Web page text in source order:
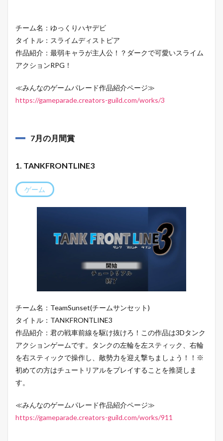
チーム名：ゆっくりハヤデビ
タイトル：スライムディストピア
作品紹介：最弱キャラが主人公！？ダークで可愛いスライム
アクションRPG！
≪みんなのゲームパレード作品紹介ページ≫
https://gameparade.creators-guild.com/works/3
7月の月間賞
1. TANKFRONTLINE3
ゲーム
チーム名：TeamSunset(チームサンセット)
タイトル：TANKFRONTLINE3
作品紹介：君の戦車前線を駆け抜けろ！この作品は3Dタンク
アクションゲームです。タンクの左輪を左スティック、右輪
を右スティックで操作し、敵勢力を迎え撃ちましょう！！※
初めての方はチュートリアルをプレイすることを推奨しま
す。
≪みんなのゲームパレード作品紹介ページ≫
https://gameparade.creators-guild.com/works/911